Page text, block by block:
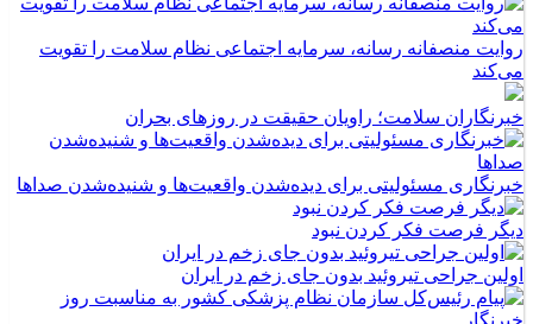
روایت منصفانه رسانه، سرمایه اجتماعی نظام سلامت را تقویت
می‌کند
خبرنگاران سلامت؛ راویان حقیقت در روزهای بحران
خبرنگاری مسئولیتی برای دیده‌شدن واقعیت‌ها و شنیده‌شدن صداها
دیگر فرصت فکر کردن نبود
اولین جراحی تیروئید بدون جای زخم در ایران